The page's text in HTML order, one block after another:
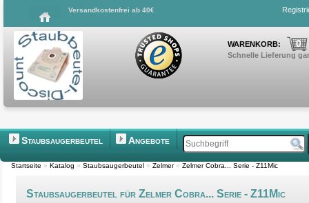
Versandkostenfrei ab 40€
WARENKORB: 0
Schnelle Lieferung
Staubsaugerbeutel Angebote
Startseite » Katalog » Staubsaugerbeutel » Zelmer » Zelmer Cobra... Serie - Z11Mic
Staubsaugerbeutel für Zelmer Cobra... Serie - Z11Mic